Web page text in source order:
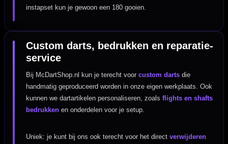
instapset kun je gewoon een 180 gooien.
Custom darts, bedrukken en reparatie-
service
Bij McDartShop.nl kun je terecht voorcustom darts die
handmatig geproduceerd worden in onze eigen werkplaats. Ook
kunnen we dartartikelen personaliseren, zoalsflights en shafts
bedrukken en onderdelen voor je setup.
Uniek: je kunt bij ons ook terecht voor het directverwijderen